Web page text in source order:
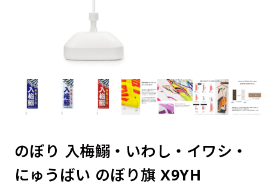
のぼり 入梅鰯・いわし・イワシ・
にゅうばい のぼり旗 X9YH
程度によってデザイン加工費用が発生いたし
リピート
ショッピングカートページの備考欄に「以前
ません。
データをお送りいただけましたらロゴの印刷
お客様が納得するまで何度でもデザインの修
相談ください。
あまりに大きな変更が何度もある場合はお断り
印刷工程に入った場合はいかなる場合もキャン
レギュラー(60x180)
ほとんどのポールや注水台に使用できます。
ショート(60x150)
レギュラー(180x60)
ほとんどのポールや注水台に使用できます。
ショート(150x60)
いこともありません。
上左チチ 上右チチ 上チチ
いこともありません。
上チチ
（上のみ）
上下チチ
（上と下）
左右チチ
（左右）
上左右チチ 上下左右
チチのついてない長辺・
上下短辺を補強縫製しま
四辺補強
［ +58円 ］
のぼり旗の四辺すべてを
ワンランク厚手のトロピカル（生地の厚みが
約0.2ｍｍ）。生地が重くなる分、耐久性が上
ポンジをやや厚くした生地です。ポンジと比
べると約2倍の厚みがあります。タペストリー
やバナーなどの製作によく利用します。
スリット（切り込み）は均等割りを意識して
カットラインを入れます。
デザインや絵柄をスリット加工時にカットす
る場合があります。
例